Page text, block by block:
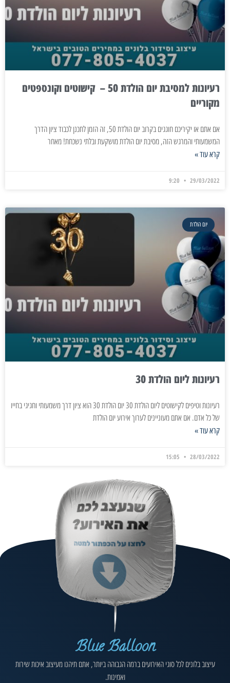
רעיונות למסיבת יום הולדת 50 – קישוטים וקונספטים
מקוריים
אם אתם או יקיריכם חוגגים בקרוב יום הולדת 50, זה הזמן לתכנן לכבוד ציון הדרך
המשמעותי והמרגש הזה, מסיבת יום הולדת מושקעת ובלתי נשכחת! מאחר
קרא עוד »
29/03/2022
יום הולדת
רעיונות ליום הולדת 30
רעיונות וטיפים לקישוטים ליום הולדת 30 יום הולדת 30 הוא ציון דרך משמעותי וחגיגי בחייו
של כל אדם. אם אתם מעוניינים לערוך אירוע יום הולדת
קרא עוד »
28/03/2022
Blue Balloon
עיצוב בלונים לכל סוגי האירועים ברמה הגבוהה ביותר, אתם תיהנו מעיצוב איכות שירות
ואמינות.